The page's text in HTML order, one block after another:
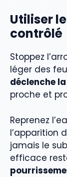
Utiliser
contrôlé
Stoppez
léger des
déclenche
proche et
Reprenez
l’apparition
jamais le
efficace